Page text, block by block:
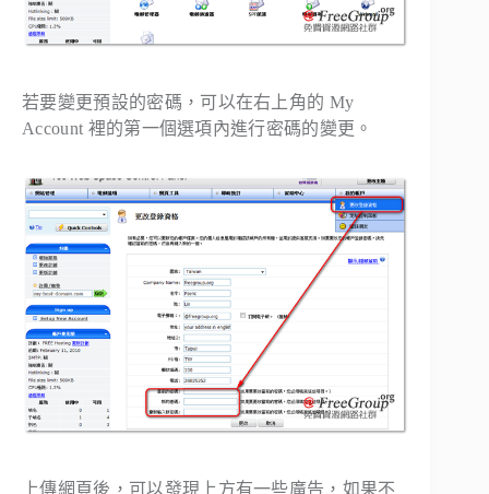
若要變更預設的密碼，可以在右上角的 My
Account 裡的第一個選項內進行密碼的變更。
上傳網頁後，可以發現上方有一些廣告，如果不